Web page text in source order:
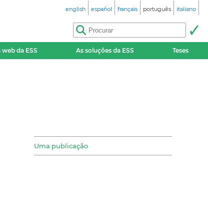
english español français português italiano
web da ESS As soluções da ESS Teses
Uma publicação